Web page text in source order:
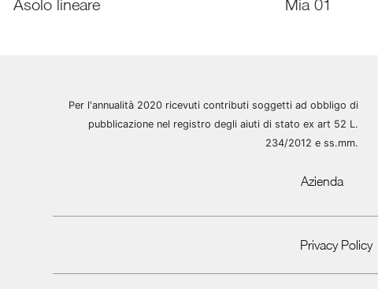
Asolo lineare Mia 01
Per l'annualità 2020 ricevuti contributi soggetti ad obbligo di
pubblicazione nel registro degli aiuti di stato ex art 52 L.
234/2012 e ss.mm.
Azienda
Privacy Policy